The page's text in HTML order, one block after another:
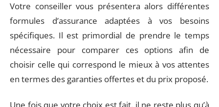
Votre conseiller vous présentera alors différentes
formules d’assurance adaptées à vos besoins
spécifiques. Il est primordial de prendre le temps
nécessaire pour comparer ces options afin de
choisir celle qui correspond le mieux à vos attentes
en termes des garanties offertes et du prix proposé.
Une fois que votre choix est fait, il ne reste plus qu’à